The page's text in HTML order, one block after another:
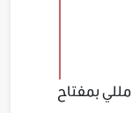
شنيور دقاق 680 وات فك و ربط ظرف 13 مللي بمفتاح